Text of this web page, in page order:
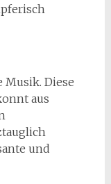
Musik. Diese
aus
und